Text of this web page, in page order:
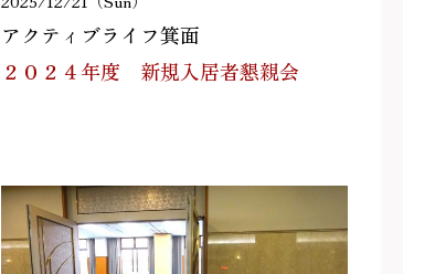
アクティブライフ箕面
２０２４年度 新規入居者懇親会